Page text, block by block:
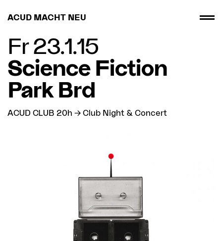
ACUD MACHT NEU
Fr 23.1.15
Science Fiction
Park Brd
ACUD CLUB 20h → Club Night & Concert